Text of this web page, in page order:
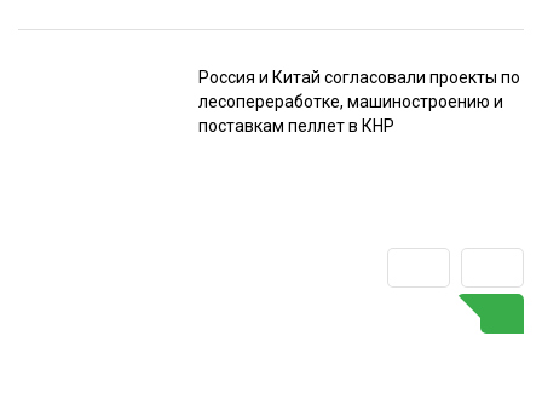
Россия и Китай согласовали проекты по
лесопереработке, машиностроению и
поставкам пеллет в КНР